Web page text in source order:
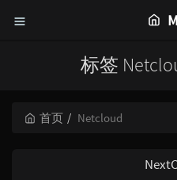
标签
首页 Netcloud